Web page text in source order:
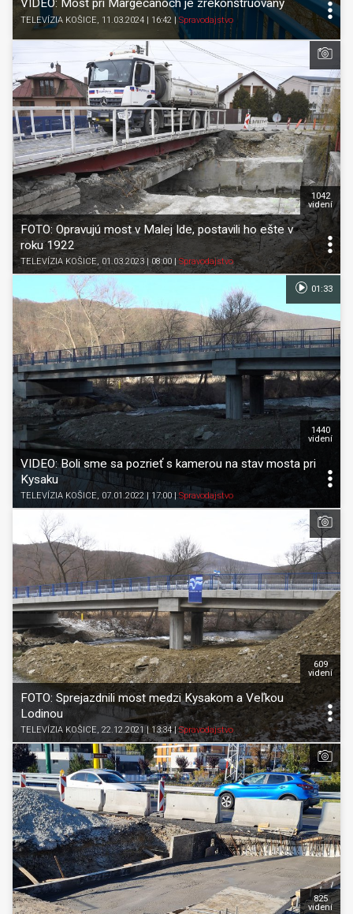
TELEVÍZIA KOŠICE , 11.03.2024 | 16:42 |Spravodajstvo
FOTO: Opravujú most v Malej Ide, postavili ho ešte v
roku 1922
TELEVÍZIA KOŠICE, 01.03.2023 | 08:00 Spravodajstvo
1042
videní
VIDEO: Boli sme sa pozrieť s kamerou na stav mosta pri
Kysaku
TELEVÍZIA KOŠICE, 07.01.2022 | 17:00|Spravodajstvo
1440
videní
01:33
FOTO: Sprejazdnili most medzi Kysakom a Veľkou
Lodinou
TELEVÍZIA KOŠICE, 22.12.2021 | 13:34|Spravodajstvo
609
videní
825
videní